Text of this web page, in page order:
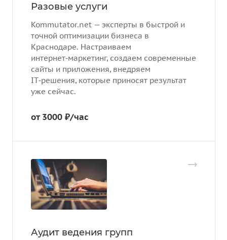
Разовые услуги
Kommutator.net — эксперты в быстрой и
точной оптимизации бизнеса в
Краснодаре. Настраиваем
интернет‑маркетинг, создаем современные
сайты и приложения, внедряем
IT‑решения, которые приносят результат
уже сейчас.
от 3000 ₽/час
Аудит ведения групп